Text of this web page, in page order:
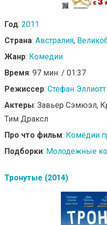
Год: 2011
Страна: Австралия,
Жанр: Комедии
Время: 97 мин. / 01:37
Режиссер: Стефан Эллиотт
Актеры: Завьер Сэмюэл,
Тим Драксл
Про что фильм: Комедии
Подборки: Молодежные
Тронутые (2014)